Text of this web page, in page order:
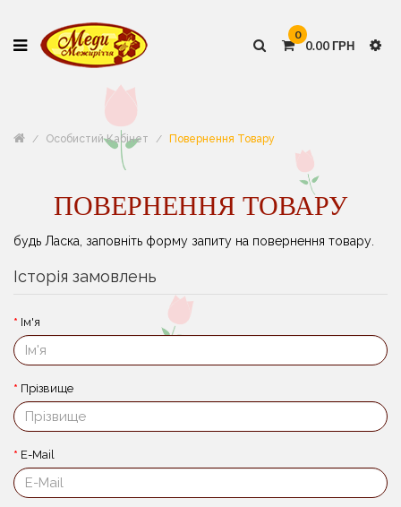
0
0.00 ГРН
Особистий Кабінет Повернення Товару
ПОВЕРНЕННЯ ТОВАРУ
будь Ласка, заповніть форму запиту на повернення товару.
Історія замовлень
Ім'я
Прізвище
E-Mail